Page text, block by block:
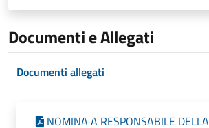
Documenti e Allegati
Documenti allegati
NOMINA A RESPONSABILE DELLA